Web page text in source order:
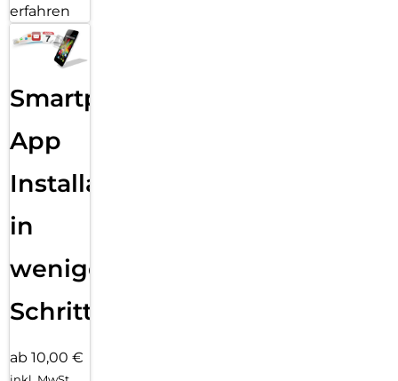
erfahren
Smartphone
App
Installation
in
wenigen
Schritten
ab 10,00 €